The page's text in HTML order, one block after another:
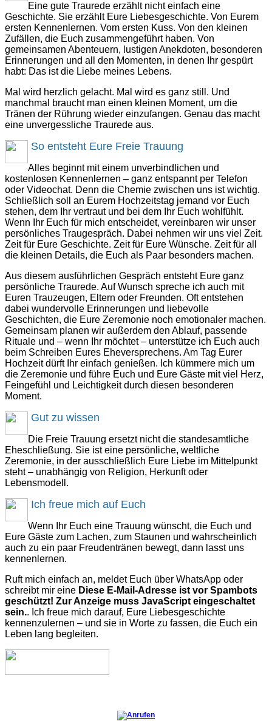
Eine gute Traurede erzählt nicht einfach eine
Geschichte. Sie erzählt Eure Liebesgeschichte. Von Eurem
ersten Kennenlernen. Vom ersten Kuss. Von den kleinen
Zufällen, die Euch zusammengeführt haben. Von
gemeinsamen Abenteuern, lustigen Anekdoten, besonderen
Erinnerungen und all den Momenten, in denen Ihr gespürt
habt: Das ist die Liebe meines Lebens.
Mal wird herzlich gelacht. Mal wird es ganz still. Und
manchmal braucht man einen kleinen Moment, um die
Tränen der Rührung wieder einzufangen. Genau das macht
eine unvergessliche Traurede aus.
So entsteht Eure Freie Trauung
Alles beginnt mit einem unverbindlichen und
kostenlosen Kennenlernen – ganz entspannt per Telefon
oder Videochat. Denn die Chemie zwischen uns ist wichtig.
Schließlich soll an Eurem Hochzeitstag jemand vor Euch
stehen, dem Ihr vertraut und bei dem Ihr Euch wohlfühlt.
Wenn Ihr Euch für mich entscheidet, vereinbaren wir unser
persönliches Traugespräch. Dabei nehmen wir uns viel Zeit.
Zeit für Eure Geschichte. Zeit für Eure Wünsche. Zeit für all
die kleinen Details, die Euch als Paar besonders machen.
Aus diesem ausführlichen Gespräch entsteht Eure ganz
persönliche Traurede. Auf Wunsch spreche ich auch mit
Euren Trauzeugen, Eltern oder Freunden. Oft entstehen
dabei wundervolle Erinnerungen und liebevolle
Geschichten, die Eure Zeremonie noch emotionaler machen.
Gemeinsam planen wir außerdem den Ablauf, passende
Rituale und – wenn Ihr möchtet – unterstütze ich Euch auch
beim Schreiben Eures Eheversprechens. Am Tag Eurer
Hochzeit dürft Ihr einfach genießen. Ich kümmere mich um
die Zeremonie und führe Euch und Eure Gäste mit viel Herz,
Feingefühl und Leichtigkeit durch diesen besonderen
Moment.
Gut zu wissen
Die Freie Trauung ersetzt nicht die standesamtliche
Eheschließung. Sie ist eine persönliche, weltliche
Zeremonie, in der ausschließlich Eure Liebe im Mittelpunkt
steht – unabhängig von Religion, Herkunft oder
Lebensmodell.
Ich freue mich auf Euch
Wenn Ihr Euch eine Trauung wünscht, die Euch und
Eure Gäste zum Lachen, zum Staunen und wahrscheinlich
auch zu ein paar Freudentränen bewegt, dann lasst uns
kennenlernen.
Ruft mich einfach an, meldet Euch über WhatsApp oder
schreibt mir eine Diese E-Mail-Adresse ist vor Spambots
geschützt! Zur Anzeige muss JavaScript eingeschaltet
sein.. Ich freue mich darauf, Eure Liebesgeschichte
kennenzulernen – und sie in Worte zu fassen, die Euch ein
Leben lang begleiten.